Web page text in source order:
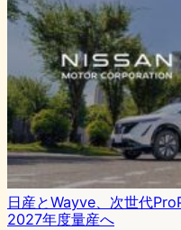
日産とWayve、次世代
2027年度量産へ